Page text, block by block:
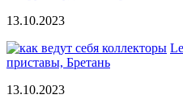
13.10.2023
приставы, Бретань
13.10.2023